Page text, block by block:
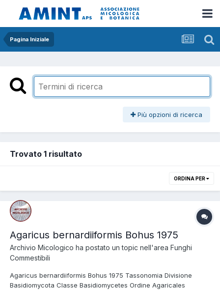
Pagina Iniziale
Più opzioni di ricerca
Trovato 1 risultato
ORDINA PER
Agaricus bernardiiformis Bohus 1975
Archivio Micologico ha postato un topic nell'area Funghi
Commestibili
Agaricus bernardiiformis Bohus 1975 Tassonomia Divisione
Basidiomycota Classe Basidiomycetes Ordine Agaricales